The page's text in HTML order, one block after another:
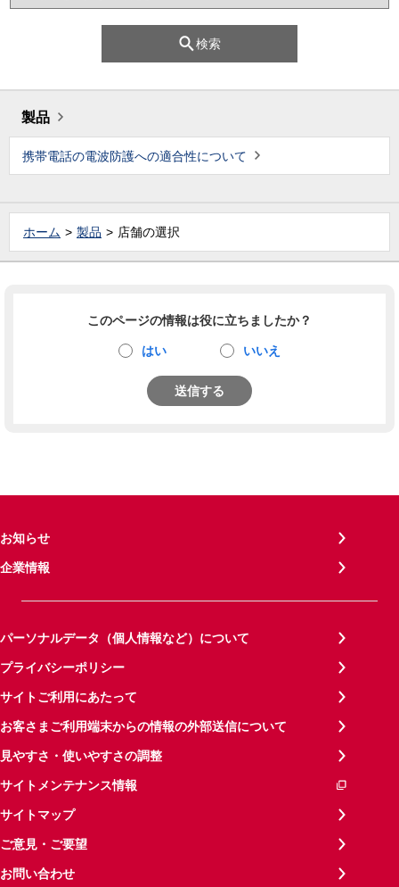
検索
製品
携帯電話の電波防護への適合性について
ホーム 製品 店舗の選択
このページの情報は役に立ちましたか？
はい いいえ
送信する
お知らせ
企業情報
パーソナルデータ（個人情報など）について
プライバシーポリシー
サイトご利用にあたって
お客さまご利用端末からの情報の外部送信について
見やすさ・使いやすさの調整
サイトメンテナンス情報
サイトマップ
ご意見・ご要望
お問い合わせ